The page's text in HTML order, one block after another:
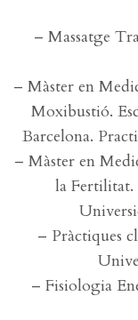
– Massatge
– Màster en
Moxibustió.
Barcelona.
– Màster en
la Fertilitat.
– Pràctiques
– Fisiologia